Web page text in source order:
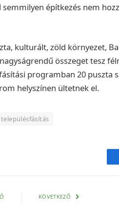
építkezés nem
kulturált, zöld környezet,
összeget tesz
programban 20 puszta
helyszínen ültetnek el.
településfásítás
KÖVETKEZŐ